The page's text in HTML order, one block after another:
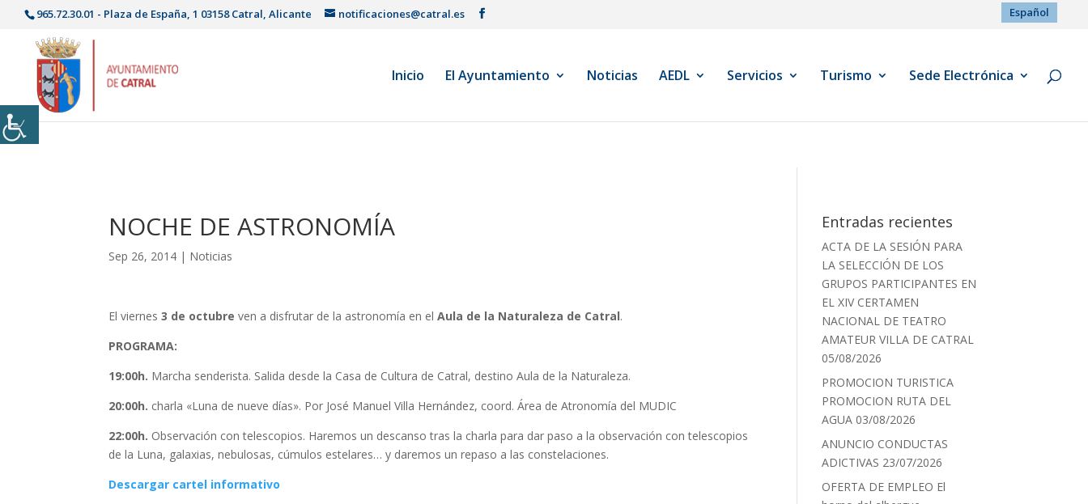
965.72.30.01 - Plaza de España, 1 03158 Catral, Alicante notificaciones@catral.es Español
Inicio El Ayuntamiento Noticias AEDL Servicios Turismo Sede Electrónica
NOCHE DE ASTRONOMÍA
Sep 26, 2014 | Noticias
El viernes3 de octubre ven a disfrutar de la astronomía en elAula de la Naturaleza de Catral.
PROGRAMA:
19:00h. Marcha senderista. Salida desde la Casa de Cultura de Catral, destino Aula de la Naturaleza.
20:00h. charla «Luna de nueve días». Por José Manuel Villa Hernández, coord. Área de Atronomía del MUDIC
22:00h. Observación con telescopios. Haremos un descanso tras la charla para dar paso a la observación con telescopios
de la Luna, galaxias, nebulosas, cúmulos estelares… y daremos un repaso a las constelaciones.
Descargar cartel informativo
Entradas recientes
ACTA DE LA SESIÓN PARA
LA SELECCIÓN DE LOS
GRUPOS PARTICIPANTES EN
EL XIV CERTAMEN
NACIONAL DE TEATRO
AMATEUR VILLA DE CATRAL
05/08/2026
PROMOCION TURISTICA
PROMOCION RUTA DEL
AGUA 03/08/2026
ANUNCIO CONDUCTAS
ADICTIVAS 23/07/2026
OFERTA DE EMPLEO El